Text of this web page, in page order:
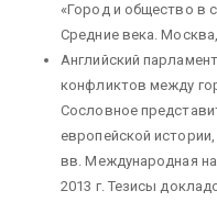
«Город и общество в
Средние века.
Английский
конфликтов между
Сословное
европейской
вв. Международная
2013 г. Тезисы